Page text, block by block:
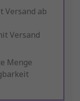
Versand ab
Versand
Menge